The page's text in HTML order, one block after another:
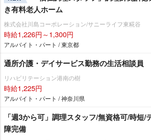
き有料老人ホーム
株式会社川島コーポレーション/サニーライフ東糀谷
時給1,226円～1,300円
アルバイト・パート / 東京都
通所介護・デイサービス勤務の生活相談員
リハビリテーション港南の樹
時給1,225円
アルバイト・パート / 神奈川県
「週3から可」調理スタッフ/無資格可/時短/
障完備